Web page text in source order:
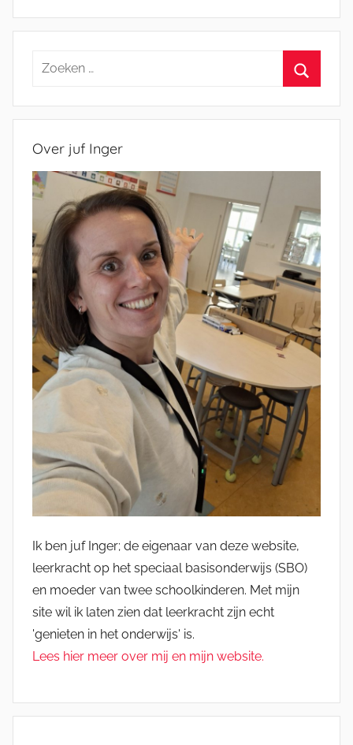
Zoeken
Over juf Inger
Ik ben juf Inger; de eigenaar van deze website,
leerkracht op het speciaal basisonderwijs (SBO)
en moeder van twee schoolkinderen. Met mijn
site wil ik laten zien dat leerkracht zijn echt
'genieten in het onderwijs' is.
Lees hier meer over mij en mijn website.